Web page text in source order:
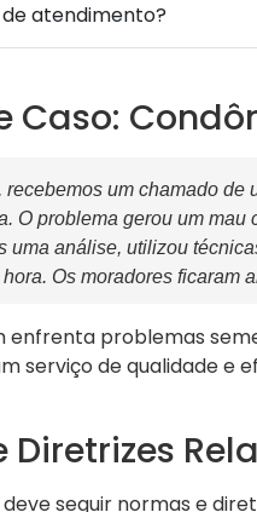
atendimento?
Caso:
recebemos um chamado
O problema gerou um
uma análise, utilizou
Os moradores ficaram
enfrenta problemas
serviço de qualidade e
Diretrizes
seguir normas e